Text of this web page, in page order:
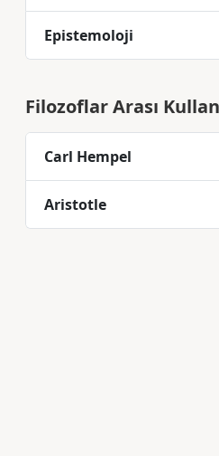
Epistemoloji
Filozoflar Arası
Carl Hempel
Aristotle